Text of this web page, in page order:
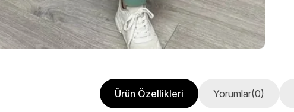
Ürün Özellikleri Yorumlar(0)